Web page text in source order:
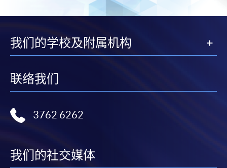
申請人不應閒置申請超過10分鐘。否則，申請人
網上報名只支援「提早報讀優惠」。如需享用其他
統處理上為兩個不同的程序，成功付款並不保證成
功被獲取錄。任何不成功的申請，課程組職員將儘
在網上報名過程中，付款成功後，網頁將顯示付款
確認。另外，確認電子郵件亦會發送到 閣下的電
我们的学校及附属机构
联络我们
3762 6262
我们的社交媒体